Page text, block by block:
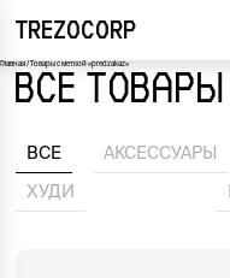
TREZOCORP
Главная/ Товары с меткой «predzakaz»
ВСЕ ТОВАРЫ
ВСЕ АКСЕССУАРЫ
ХУДИ